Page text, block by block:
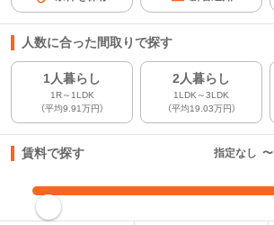
人数に合った間取りで探す
1人暮らし
1R～1LDK
（平均9.91万円）
2人暮らし
1LDK～3LDK
（平均19.03万円）
賃料で探す 指定なし 〜